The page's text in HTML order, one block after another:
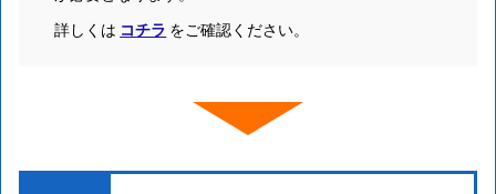
詳しくは コチラ をご確認ください。